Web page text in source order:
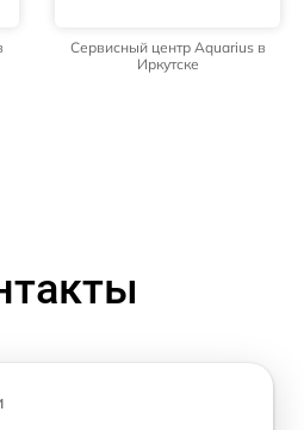
Сервисный центр Aquarius в
Иркутске